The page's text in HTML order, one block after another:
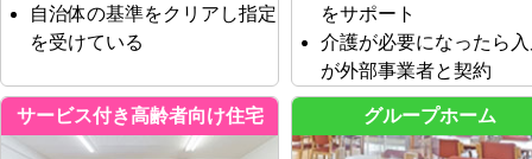
自治体の基準をクリアし指定
を受けている
をサポート
介護が必要になったら
が外部事業者と契約
サービス付き高齢者向け住宅 グループホーム